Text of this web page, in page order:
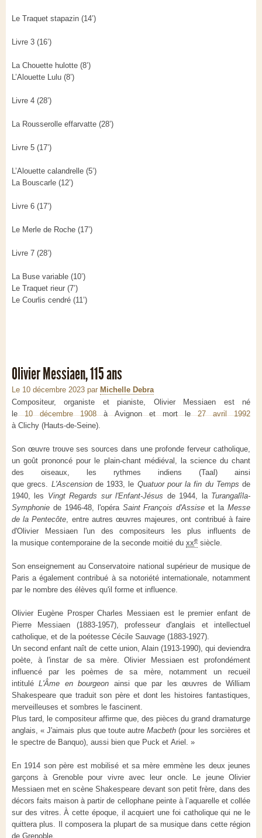
Le Traquet stapazin (14’)
Livre 3 (16’)
La Chouette hulotte (8’)
L’Alouette Lulu (8’)
Livre 4 (28’)
La Rousserolle effarvatte (28’)
Livre 5 (17’)
L’Alouette calandrelle (5’)
La Bouscarle (12’)
Livre 6 (17’)
Le Merle de Roche (17’)
Livre 7 (28’)
La Buse variable (10’)
Le Traquet rieur (7’)
Le Courlis cendré (11’)
Olivier Messiaen, 115 ans
Le 10 décembre 2023 par Michelle Debra
Compositeur, organiste et pianiste, Olivier Messiaen est né
le10 décembre 1908à Avignon et mort le27 avril 1992
à Clichy (Hauts-de-Seine).
Son œuvre trouve ses sources dans une profonde ferveur catholique,
un goût prononcé pour le plain-chant médiéval, la science du chant
des oiseaux, les rythmes indiens (Taal) ainsi
que grecs. L'Ascensionde 1933, le Quatuor pour la fin du Temps de
1940, les Vingt Regards sur l'Enfant-Jésus de 1944, la Turangalîla-
Symphonie de 1946-48, l'opéra Saint François d'Assise et laMesse
de la Pentecôte, entre autres œuvres majeures, ont contribué à faire
d'Olivier Messiaen l'un des compositeurs les plus influents de
la musique contemporaine de la seconde moitié du xxe siècle.
Son enseignement au Conservatoire national supérieur de musique de
Paris a également contribué à sa notoriété internationale, notamment
par le nombre des élèves qu'il forme et influence.
Olivier Eugène Prosper Charles Messiaen est le premier enfant de
Pierre Messiaen (1883-1957), professeur d'anglais et intellectuel
catholique, et de la poétesse Cécile Sauvage (1883-1927).
Un second enfant naît de cette union, Alain (1913-1990), qui deviendra
poète, à l'instar de sa mère. Olivier Messiaen est profondément
influencé par les poèmes de sa mère, notamment un recueil
intituléL'Âme en bourgeon ainsi que par les œuvres de William
Shakespeare que traduit son père et dont les histoires fantastiques,
merveilleuses et sombres le fascinent.
Plus tard, le compositeur affirme que, des pièces du grand dramaturge
anglais,« J'aimais plus que toute autreMacbeth (pour les sorcières et
le spectre de Banquo), aussi bien que Puck et Ariel. »
En 1914 son père est mobilisé et sa mère emmène les deux jeunes
garçons à Grenoble pour vivre avec leur oncle. Le jeune Olivier
Messiaen met en scène Shakespeare devant son petit frère, dans des
décors faits maison à partir de cellophane peinte à l’aquarelle et collée
sur des vitres. À cette époque, il acquiert une foi catholique qui ne le
quittera plus. Il composera la plupart de sa musique dans cette région
de Grenoble.